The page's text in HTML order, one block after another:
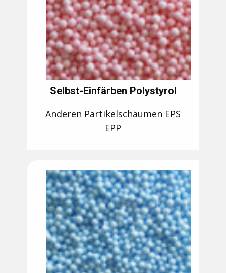
Selbst-Einfärben Polystyrol
Anderen Partikelschäumen EPS
EPP